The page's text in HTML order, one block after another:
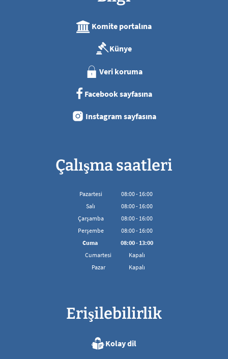
Komite portalına
Künye
Veri koruma
Facebook sayfasına
Instagram sayfasına
Çalışma saatleri
Pazartesi 08:00- 16:00
08:00'den 16:00'ya kadar
Salı 08:00- 16:00
08:00'den 16:00'ya kadar
Çarşamba 08:00- 16:00
08:00'den 16:00'ya kadar
Perşembe 08:00- 16:00
08:00'den 16:00'ya kadar
Cuma 08:00-13:00
08:00 - 13:00 arası
Cumartesi
Kapalı
Pazar
Kapalı
Erişilebilirlik
Kolay dil